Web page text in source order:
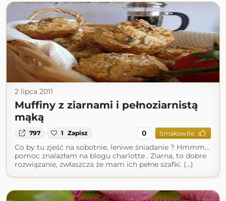
2 lipca 2011
Muffiny z ziarnami i pełnoziarnistą
mąką
797 1 Zapisz 0 Smakowite
Co by tu zjeść na sobotnie, leniwe śniadanie ? Hmmm...
pomoc znalazłam na blogu charlotte . Ziarna, to dobre
rozwiązanie, zwłaszcza że mam ich pełne szafki. (...)